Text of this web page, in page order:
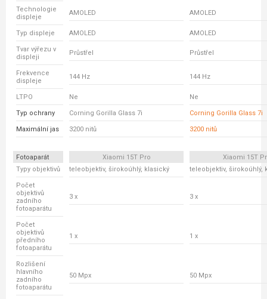
Technologie
displeje
AMOLED AMOLED
Typ displeje AMOLED AMOLED
Tvar výřezu v
displeji
Průstřel Průstřel
Frekvence
displeje
144 Hz 144 Hz
LTPO Ne Ne
Typ ochrany Corning Gorilla Glass 7i Corning Gorilla Glass 7i
Maximální jas 3200 nitů 3200 nitů
Fotoaparát Xiaomi 15T Pro
Xiaomi 15T
Typy objektivů
teleobjektiv, širokoúhlý, klasický teleobjektiv, širokoúhlý,
Počet
objektivů
zadního
fotoaparátu
3 x 3 x
Počet
objektivů
předního
fotoaparátu
1 x 1 x
Rozlišení
hlavního
zadního
fotoaparátu
50 Mpx 50 Mpx